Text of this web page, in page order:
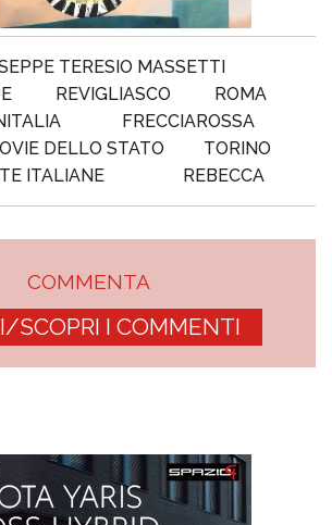
TERESIO MASSETTI
REVIGLIASCO
ROMA
FRECCIAROSSA
DELLO STATO
TORINO
ITALIANE
REBECCA
COMMENTA
SCOPRI I COMMENTI